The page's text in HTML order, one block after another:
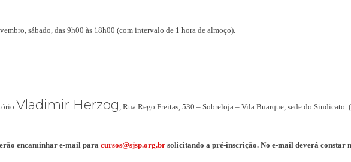
sábado, das 9h00 às 18h00 (com intervalo de 1 hora de almoço).
Vladimir Herzog , Rua Rego Freitas, 530 – Sobreloja – Vila Buarque, sede do
encaminhar e-mail para cursos@sjsp.org.br solicitando a pré-inscrição. No e-mail deverá constar